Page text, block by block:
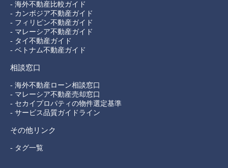
- 海外不動産比較ガイド
- カンボジア不動産ガイド
- フィリピン不動産ガイド
- マレーシア不動産ガイド
- タイ不動産ガイド
- ベトナム不動産ガイド
相談窓口
- 海外不動産ローン相談窓口
- マレーシア不動産売却窓口
- セカイプロパティの物件選定基準
- サービス品質ガイドライン
その他リンク
- タグ一覧